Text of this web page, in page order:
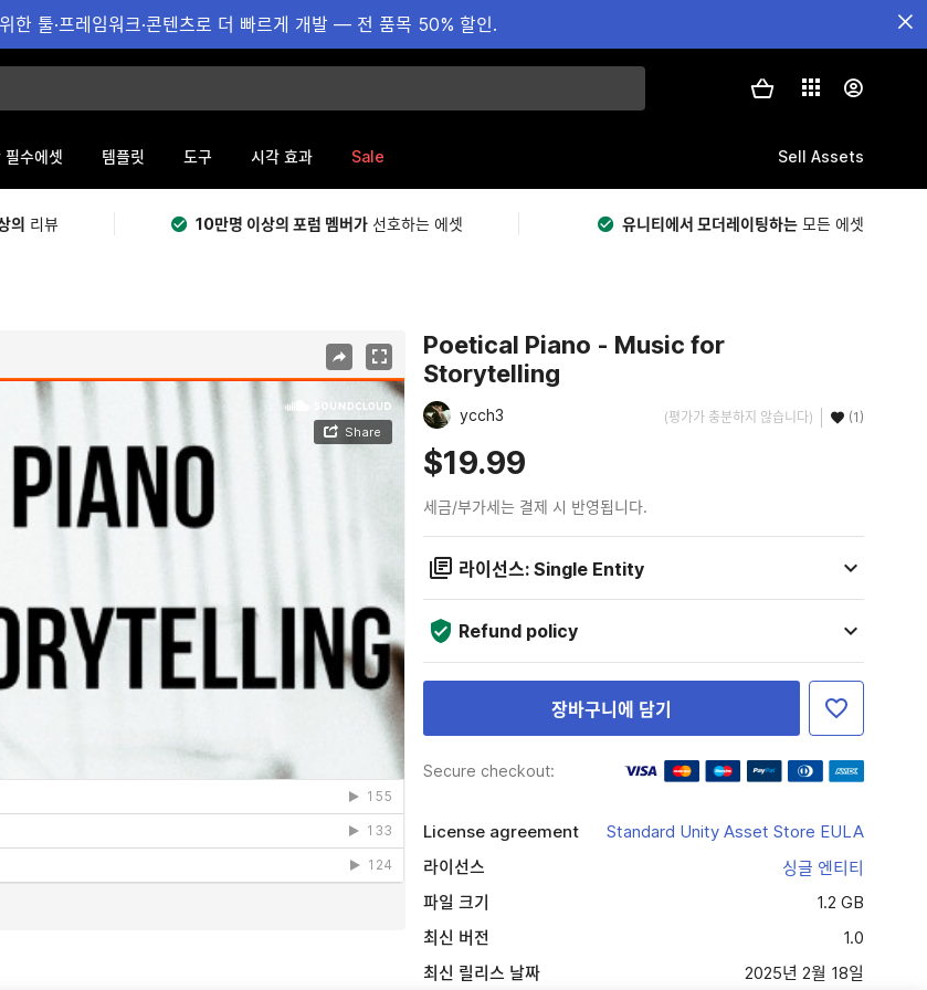
한 툴·프레임워크·콘텐츠로 더 빠르게 개발 — 전 품목 50% 할인.
수에셋 템플릿 도구 시각 효과 Sale Sell Assets
의 리뷰 10만명 이상의 포럼 멤버가 선호하는 에셋 유니티에서 모더레이팅하는 모든 에셋
Poetical Piano - Music for
Storytelling
ycch3 (평가가 충분하지 않습니다) (1)
$19.99
세금/부가세는 결제 시 반영됩니다.
라이선스: Single Entity
Refund policy
장바구니에 담기
Secure checkout:
License agreement
Standard Unity Asset Store EULA
라이선스
싱글 엔티티
파일 크기
1.2 GB
최신 버전
1.0
최신 릴리스 날짜
2025년 2월 18일